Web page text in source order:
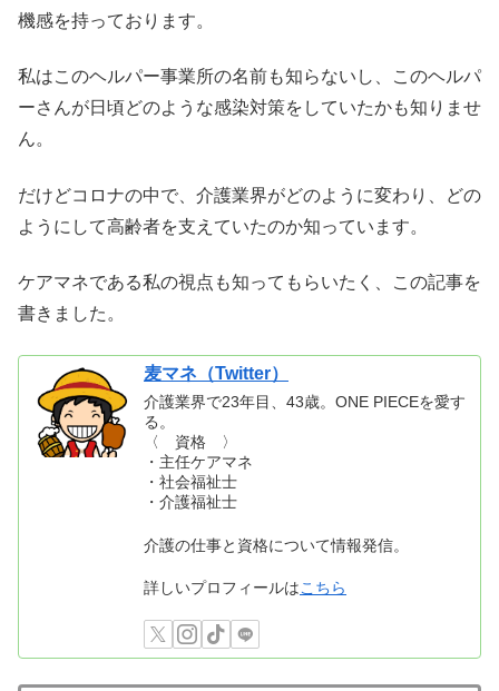
機感を持っております。
私はこのヘルパー事業所の名前も知らないし、このヘルパ
ーさんが日頃どのような感染対策をしていたかも知りませ
ん。
だけどコロナの中で、介護業界がどのように変わり、どの
ようにして高齢者を支えていたのか知っています。
ケアマネである私の視点も知ってもらいたく、この記事を
書きました。
麦マネ（Twitter）
介護業界で23年目、43歳。ONE PIECEを愛す
る。
〈 資格 〉
・主任ケアマネ
・社会福祉士
・介護福祉士
介護の仕事と資格について情報発信。
詳しいプロフィールはこちら